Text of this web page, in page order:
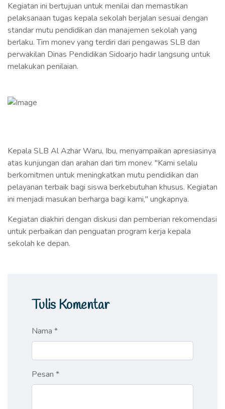
Kegiatan ini bertujuan untuk menilai dan memastikan
pelaksanaan tugas kepala sekolah berjalan sesuai dengan
standar mutu pendidikan dan manajemen sekolah yang
berlaku. Tim monev yang terdiri dari pengawas SLB dan
perwakilan Dinas Pendidikan Sidoarjo hadir langsung untuk
melakukan penilaian.
Kepala SLB Al Azhar Waru, Ibu, menyampaikan apresiasinya
atas kunjungan dan arahan dari tim monev. "Kami selalu
berkomitmen untuk meningkatkan mutu pendidikan dan
pelayanan terbaik bagi siswa berkebutuhan khusus. Kegiatan
ini menjadi masukan berharga bagi kami," ungkapnya.
Kegiatan diakhiri dengan diskusi dan pemberian rekomendasi
untuk perbaikan dan penguatan program kerja kepala
sekolah ke depan.
Tulis Komentar
Nama *
Pesan *